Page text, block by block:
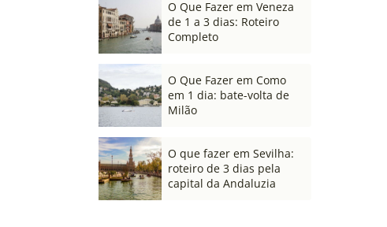
O Que Fazer em Veneza
de 1 a 3 dias: Roteiro
Completo
O Que Fazer em Como
em 1 dia: bate-volta de
Milão
O que fazer em Sevilha:
roteiro de 3 dias pela
capital da Andaluzia